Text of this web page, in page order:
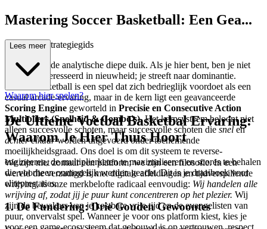
Mastering Soccer Basketball: Een Gea...
vanceerde Strategiegids
Welkom bij de analytische diepe duik. Als je hier bent, ben je niet
langer geïnteresseerd in nieuwheid; je streeft naar dominantie.
Soccer Basketball is een spel dat zich bedrieglijk voordoet als een
casual arcade-ervaring, maar in de kern ligt een geavanceerde
Scoring Engine geworteld in Precisie en Consecutive Action
Multipliers (Snelheid & Combo's). Het kernsysteem beloont niet
alleen succesvolle schoten, maar succesvolle schoten die snel en
achter elkaarworden uitgevoerd onder toenemende
moeilijkheidsgraad. Ons doel is om dit systeem te reverse-
engineeren, de multiplierketen te maximaliseren en scores te behalen
die voorheen onmogelijk werden geacht. Dit is je draaiboek voor
eliteprestaties.
1. De Fundering: Drie Gouden Gewoontes
Lees meer
Waarom hier spelen?
De Ultieme Voetbal Basketbal Ervaring:
Waarom Je Hier Thuis Hoort
We zijn niet zomaar een platform; we zijn een filosofie. In een
wereld die verzadigd is met digitale afleidingen en tijdverspillende
wrijving, is onze merkbelofte radicaal eenvoudig: Wij handelen alle
wrijving af, zodat jij je puur kunt concentreren op het plezier. Wij
zijn de bewakers van je kostbare vrije tijd en de evangelisten van
puur, onvervalst spel. Wanneer je voor ons platform kiest, kies je